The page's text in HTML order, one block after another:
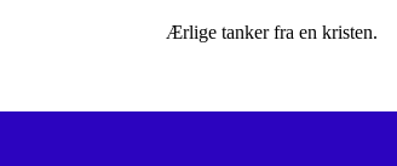
Ærlige tanker fra en kristen.